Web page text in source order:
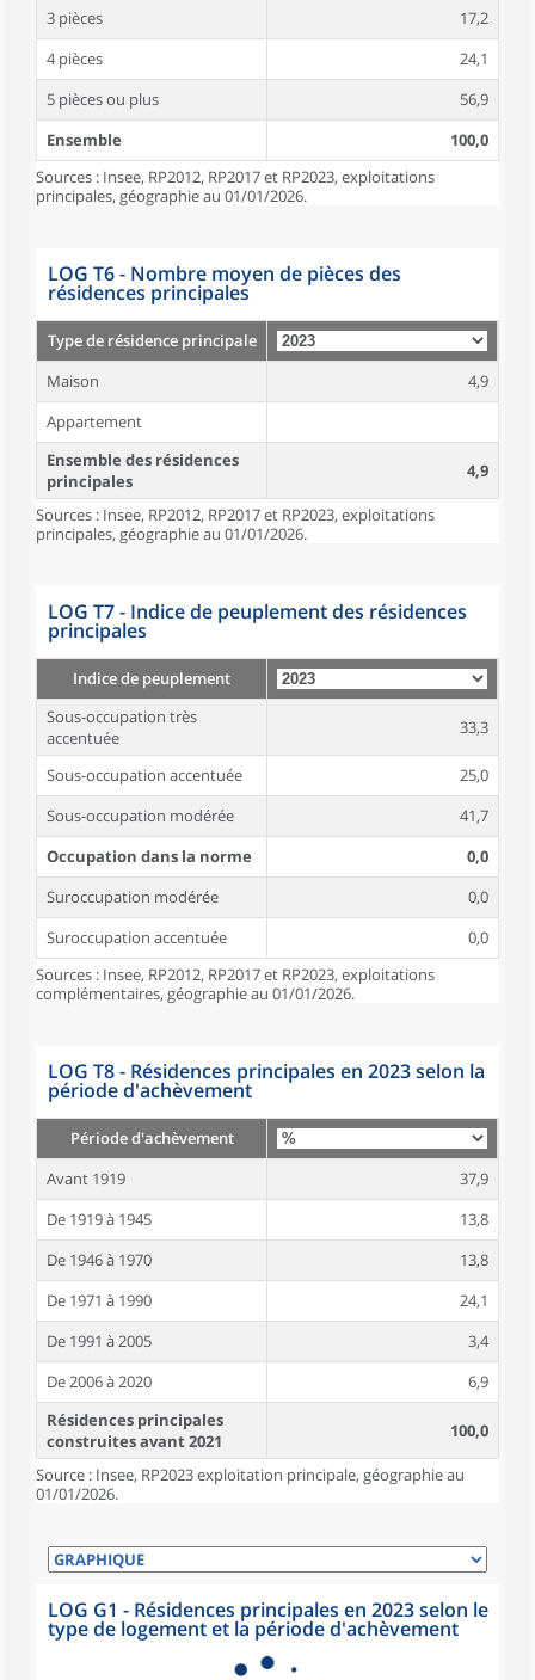
3 pièces
17,2
4 pièces
24,1
5 pièces ou plus
56,9
Ensemble
100,0
Sources : Insee, RP2012, RP2017 et RP2023, exploitations
principales, géographie au 01/01/2026.
LOG T6 - Nombre moyen de pièces des
résidences principales
Type de résidence principale
Maison
4,9
Appartement
Ensemble des résidences
principales
4,9
Sources : Insee, RP2012, RP2017 et RP2023, exploitations
principales, géographie au 01/01/2026.
LOG T7 - Indice de peuplement des résidences
principales
Indice de peuplement
Sous-occupation très
accentuée
33,3
Sous-occupation accentuée
25,0
Sous-occupation modérée
41,7
Occupation dans la norme
0,0
Suroccupation modérée
0,0
Suroccupation accentuée
0,0
Sources : Insee, RP2012, RP2017 et RP2023, exploitations
complémentaires, géographie au 01/01/2026.
LOG T8 - Résidences principales en 2023 selon la
période d'achèvement
Période d'achèvement
Avant 1919
37,9
De 1919 à 1945
13,8
De 1946 à 1970
13,8
De 1971 à 1990
24,1
De 1991 à 2005
3,4
De 2006 à 2020
6,9
Résidences principales
construites avant 2021
100,0
Source : Insee, RP2023 exploitation principale, géographie au
01/01/2026.
LOG G1 - Résidences principales en 2023 selon le
type de logement et la période d'achèvement